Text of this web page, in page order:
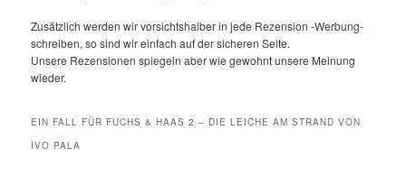
Zusätzlich werden wir vorsichtshalber in jede Rezension -Werbung-
schreiben, so sind wir einfach auf der sicheren Seite.
Unsere Rezensionen spiegeln aber wie gewohnt unsere Meinung
wieder.
EIN FALL FÜR FUCHS & HAAS 2 – DIE LEICHE AM STRAND VON
IVO PALA